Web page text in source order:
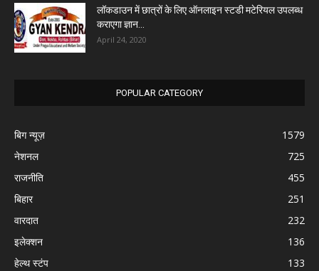
लॉकडाउन में छात्रों के लिए ऑनलाइन स्टडी मटेरियल उपलब्ध
कराएगा ज्ञान...
April 24, 2020
POPULAR CATEGORY
बिग न्यूज़
1579
नेशनल
725
राजनीति
455
बिहार
251
वारदात
232
इलेक्शन
136
हेल्थ स्टंप
133